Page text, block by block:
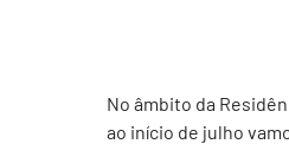
No âmbito da
ao início de julho